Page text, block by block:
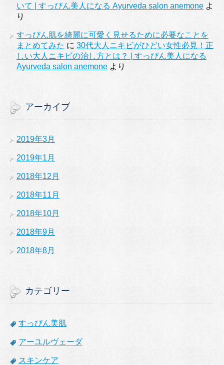
いて | すっぴん美人になる Ayurveda salon anemone よ
り
すっぴん肌を綺麗に可愛く見せるために必要なことを
まとめてみた に 30代大人ニキビがひどい女性必見！正
しい大人ニキビの治し方とは？ | すっぴん美人になる
Ayurveda salon anemone より
アーカイブ
2019年3月
2019年1月
2018年12月
2018年11月
2018年10月
2018年9月
2018年8月
カテゴリー
すっぴん美肌
アーユルヴェーダ
スキンケア